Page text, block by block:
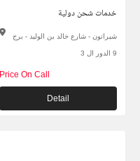
خدمات شحن دولية
شيراتون - شارع خالد بن الوليد - برج
9 الدور ال 3
Price On Call
Detail